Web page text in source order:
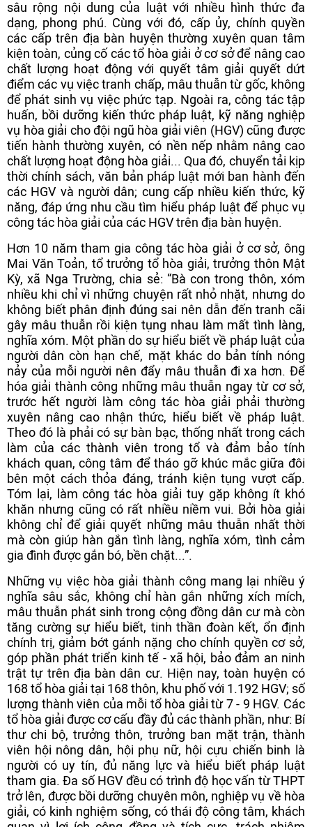
sâu rộng nội dung của luật với nhiều hình thức đa
dạng, phong phú. Cùng với đó, cấp ủy, chính quyền
các cấp trên địa bàn huyện thường xuyên quan tâm
kiện toàn, củng cố các tổ hòa giải ở cơ sở để nâng cao
chất lượng hoạt động với quyết tâm giải quyết dứt
điểm các vụ việc tranh chấp, mâu thuẫn từ gốc, không
để phát sinh vụ việc phức tạp. Ngoài ra, công tác tập
huấn, bồi dưỡng kiến thức pháp luật, kỹ năng nghiệp
vụ hòa giải cho đội ngũ hòa giải viên (HGV) cũng được
tiến hành thường xuyên, có nền nếp nhằm nâng cao
chất lượng hoạt động hòa giải... Qua đó, chuyển tải kịp
thời chính sách, văn bản pháp luật mới ban hành đến
các HGV và người dân; cung cấp nhiều kiến thức, kỹ
năng, đáp ứng nhu cầu tìm hiểu pháp luật để phục vụ
công tác hòa giải của các HGV trên địa bàn huyện.
Hơn 10 năm tham gia công tác hòa giải ở cơ sở, ông
Mai Văn Toản, tổ trưởng tổ hòa giải, trưởng thôn Mật
Kỳ, xã Nga Trường, chia sẻ: “Bà con trong thôn, xóm
nhiều khi chỉ vì những chuyện rất nhỏ nhặt, nhưng do
không biết phân định đúng sai nên dẫn đến tranh cãi
gây mâu thuẫn rồi kiện tụng nhau làm mất tình làng,
nghĩa xóm. Một phần do sự hiểu biết về pháp luật của
người dân còn hạn chế, mặt khác do bản tính nóng
nảy của mỗi người nên đẩy mâu thuẫn đi xa hơn. Để
hóa giải thành công những mâu thuẫn ngay từ cơ sở,
trước hết người làm công tác hòa giải phải thường
xuyên nâng cao nhận thức, hiểu biết về pháp luật.
Theo đó là phải có sự bàn bạc, thống nhất trong cách
làm của các thành viên trong tổ và đảm bảo tính
khách quan, công tâm để tháo gỡ khúc mắc giữa đôi
bên một cách thỏa đáng, tránh kiện tụng vượt cấp.
Tóm lại, làm công tác hòa giải tuy gặp không ít khó
khăn nhưng cũng có rất nhiều niềm vui. Bởi hòa giải
không chỉ để giải quyết những mâu thuẫn nhất thời
mà còn giúp hàn gắn tình làng, nghĩa xóm, tình cảm
gia đình được gắn bó, bền chặt...”.
Những vụ việc hòa giải thành công mang lại nhiều ý
nghĩa sâu sắc, không chỉ hàn gắn những xích mích,
mâu thuẫn phát sinh trong cộng đồng dân cư mà còn
tăng cường sự hiểu biết, tinh thần đoàn kết, ổn định
chính trị, giảm bớt gánh nặng cho chính quyền cơ sở,
góp phần phát triển kinh tế - xã hội, bảo đảm an ninh
trật tự trên địa bàn dân cư. Hiện nay, toàn huyện có
168 tổ hòa giải tại 168 thôn, khu phố với 1.192 HGV; số
lượng thành viên của mỗi tổ hòa giải từ 7 - 9 HGV. Các
tổ hòa giải được cơ cấu đầy đủ các thành phần, như: Bí
thư chi bộ, trưởng thôn, trưởng ban mặt trận, thành
viên hội nông dân, hội phụ nữ, hội cựu chiến binh là
người có uy tín, đủ năng lực và hiểu biết pháp luật
tham gia. Đa số HGV đều có trình độ học vấn từ THPT
trở lên, được bồi dưỡng chuyên môn, nghiệp vụ về hòa
giải, có kinh nghiệm sống, có thái độ công tâm, khách